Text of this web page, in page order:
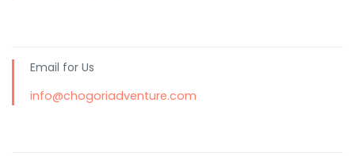
Email for Us
info@chogoriadventure.com